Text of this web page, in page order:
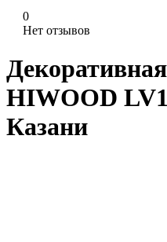
0
Нет отзывов
HIWOOD
Казани